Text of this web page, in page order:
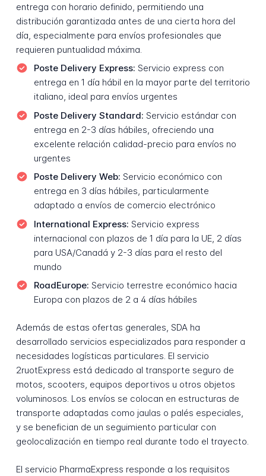
entrega con horario definido, permitiendo una
distribución garantizada antes de una cierta hora del
día, especialmente para envíos profesionales que
requieren puntualidad máxima.
Poste Delivery Express: Servicio express con
entrega en 1 día hábil en la mayor parte del territorio
italiano, ideal para envíos urgentes
Poste Delivery Standard: Servicio estándar con
entrega en 2-3 días hábiles, ofreciendo una
excelente relación calidad-precio para envíos no
urgentes
Poste Delivery Web: Servicio económico con
entrega en 3 días hábiles, particularmente
adaptado a envíos de comercio electrónico
International Express: Servicio express
internacional con plazos de 1 día para la UE, 2 días
para USA/Canadá y 2-3 días para el resto del
mundo
RoadEurope: Servicio terrestre económico hacia
Europa con plazos de 2 a 4 días hábiles
Además de estas ofertas generales, SDA ha
desarrollado servicios especializados para responder a
necesidades logísticas particulares. El servicio
2ruotExpress está dedicado al transporte seguro de
motos, scooters, equipos deportivos u otros objetos
voluminosos. Los envíos se colocan en estructuras de
transporte adaptadas como jaulas o palés especiales,
y se benefician de un seguimiento particular con
geolocalización en tiempo real durante todo el trayecto.
El servicio PharmaExpress responde a los requisitos